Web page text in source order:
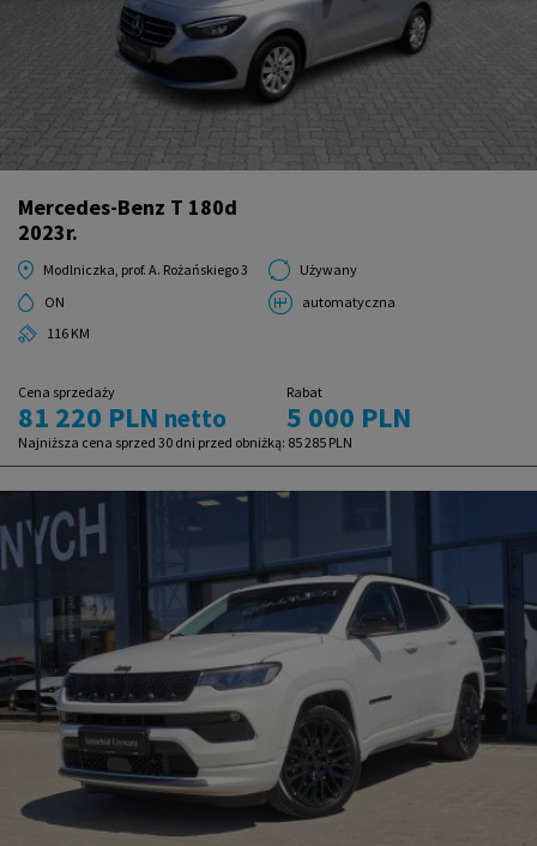
Mercedes-Benz T 180d
2023r.
Modlniczka, prof. A. Rożańskiego 3
Używany
ON
automatyczna
116 KM
Cena sprzedaży
81 220 PLN netto
Rabat
5 000 PLN
Najniższa cena sprzed 30 dni przed obniżką: 85 285 PLN